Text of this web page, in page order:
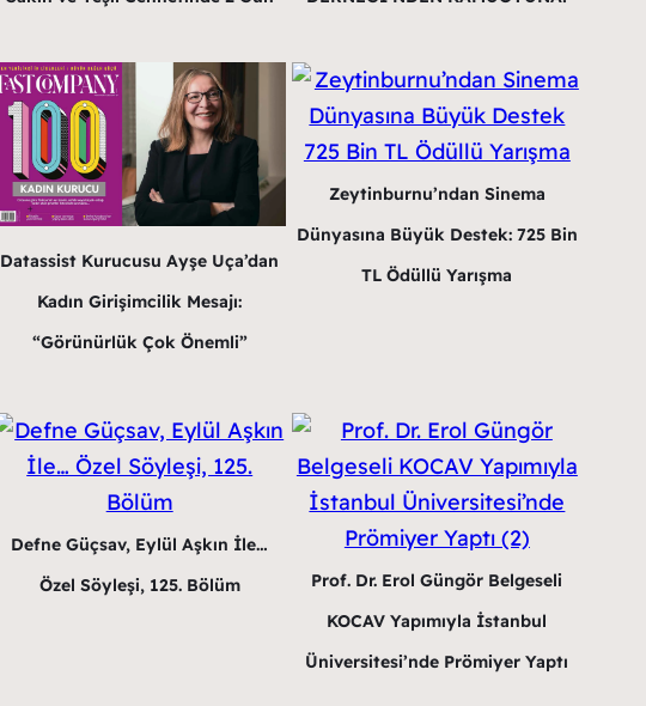
Datassist Kurucusu Ayşe Uça’dan
Kadın Girişimcilik Mesajı:
“Görünürlük Çok Önemli”
Zeytinburnu’ndan Sinema
Dünyasına Büyük Destek: 725 Bin
TL Ödüllü Yarışma
Defne Güçsav, Eylül Aşkın İle…
Özel Söyleşi, 125. Bölüm
Prof. Dr. Erol Güngör Belgeseli
KOCAV Yapımıyla İstanbul
Üniversitesi’nde Prömiyer Yaptı